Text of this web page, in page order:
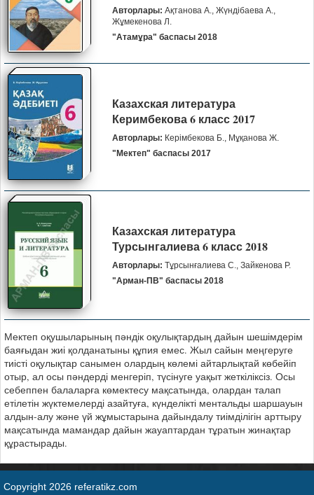
Авторлары: Ақтанова А., Жүндібаева А.,
Жұмекенова Л.
"Атамұра" баспасы 2018
Казахская литература
Керимбекова 6 класс 2017
Авторлары: Керімбекова Б., Мұқанова Ж.
"Мектеп" баспасы 2017
Казахская литература
Турсынгалиева 6 класс 2018
Авторлары: Тұрсынғалиева С., Зайкенова Р.
"Арман-ПВ" баспасы 2018
Мектеп оқушыларының пәндік оқулықтардың дайын шешімдерім
баяғыдан жиі қолданатыны құпия емес. Жыл сайын меңгеруге
тиісті оқулықтар санымен олардың көлемі айтарлықтай көбейіп
отыр, ал осы пәндерді менгеріп, түсінуге уақыт жеткіліксіз. Осы
себеппен балаларға көмектесу мақсатында, олардан талап
етілетін жүктемелерді азайтуға, күнделікті ментальды шаршауын
алдын-алу және үй жұмыстарына дайындалу тиімділігін арттыру
мақсатында мамандар дайын жауаптардан тұратын жинақтар
құрастырады.
Copyright 2026 referatikz.com